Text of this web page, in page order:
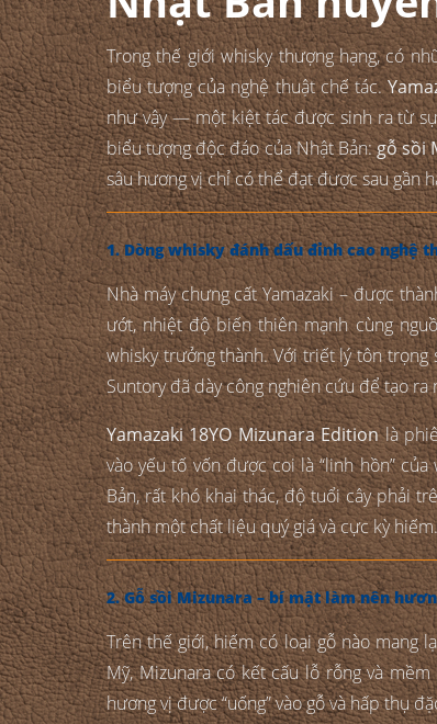
Trong thế giới whisky thượng hạng, có
biểu tượng của nghệ thuật chế tác.
như vậy — một kiệt tác được sinh ra từ
biểu tượng độc đáo của Nhật Bản:gỗ sồi
sâu hương vị chỉ có thể đạt được sau gần
1. Dòng whisky đánh dấu đỉnh cao nghệ
Nhà máy chưng cất Yamazaki – được
ướt, nhiệt độ biến thiên mạnh cùng
whisky trưởng thành. Với triết lý tôn
Suntory đã dày công nghiên cứu để tạo
Yamazaki 18YO Mizunara Editionlà
vào yếu tố vốn được coi là “linh hồn”
Bản, rất khó khai thác, độ tuổi cây phải
thành một chất liệu quý giá và cực kỳ hiếm.
2. Gỗ sồi Mizunara – bí mật làm nên
Trên thế giới, hiếm có loại gỗ nào mang
Mỹ, Mizunara có kết cấu lỗ rỗng và
hương vị được “uống” vào gỗ và hấp thụ